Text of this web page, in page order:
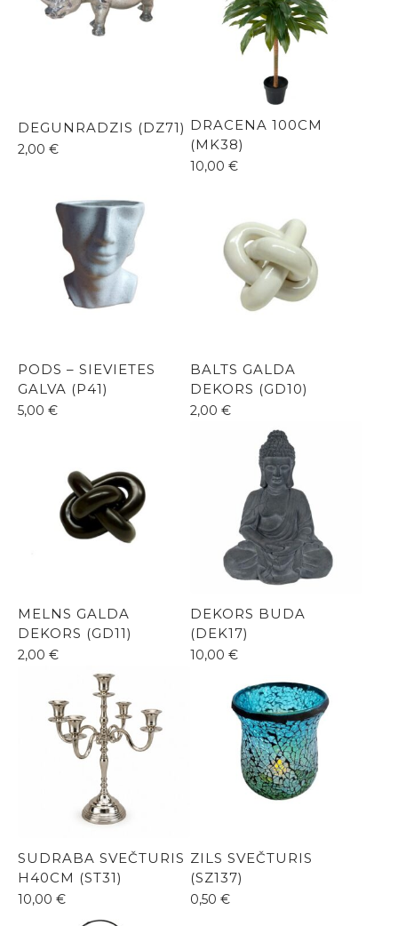
DEGUNRADZIS (DZ71)
2,00 €
DRACENA 100CM
(MK38)
10,00 €
PODS – SIEVIETES
GALVA (P41)
5,00 €
BALTS GALDA
DEKORS (GD10)
2,00 €
MELNS GALDA
DEKORS (GD11)
2,00 €
DEKORS BUDA
(DEK17)
10,00 €
SUDRABA SVEČTURIS
H40CM (ST31)
10,00 €
ZILS SVEČTURIS
(SZ137)
0,50 €